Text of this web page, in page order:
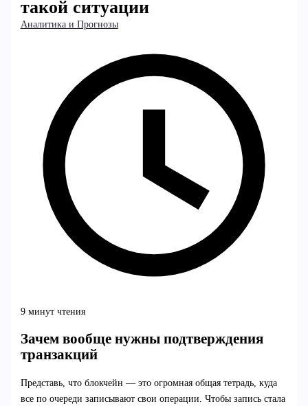
такой ситуации
Аналитика и Прогнозы
9 минут чтения
Зачем вообще нужны подтверждения
транзакций
Представь, что блокчейн — это огромная общая тетрадь, куда
все по очереди записывают свои операции. Чтобы запись стала